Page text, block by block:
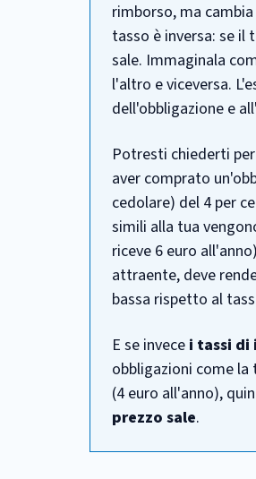
rimborso, ma
tasso è inversa: se il
sale. Immaginala
l'altro e viceversa.
dell'obbligazione e
Potresti chiederti
aver comprato
cedolare) del 4 per
simili alla tua
riceve 6 euro
attraente, deve
bassa rispetto al
E se invece i tassi di
obbligazioni come la
(4 euro all'anno),
prezzo sale.